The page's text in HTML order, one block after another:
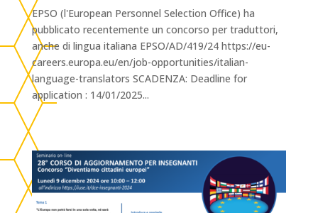
EPSO (l'European Personnel Selection Office) ha
pubblicato recentemente un concorso per traduttori,
anche di lingua italiana EPSO/AD/419/24 https://eu-
careers.europa.eu/en/job-opportunities/italian-
language-translators SCADENZA: Deadline for
application : 14/01/2025...